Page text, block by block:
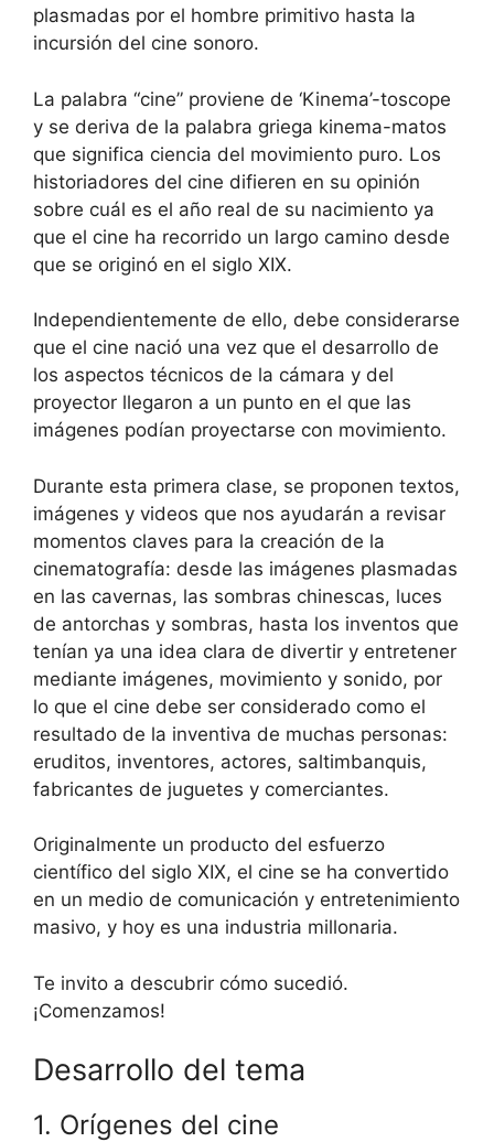
plasmadas por el hombre primitivo hasta la
incursión del cine sonoro.
La palabra “cine” proviene de ‘Kinema’-toscope
y se deriva de la palabra griega kinema-matos
que significa ciencia del movimiento puro. Los
historiadores del cine difieren en su opinión
sobre cuál es el año real de su nacimiento ya
que el cine ha recorrido un largo camino desde
que se originó en el siglo XIX.
Independientemente de ello, debe considerarse
que el cine nació una vez que el desarrollo de
los aspectos técnicos de la cámara y del
proyector llegaron a un punto en el que las
imágenes podían proyectarse con movimiento.
Durante esta primera clase, se proponen textos,
imágenes y videos que nos ayudarán a revisar
momentos claves para la creación de la
cinematografía: desde las imágenes plasmadas
en las cavernas, las sombras chinescas, luces
de antorchas y sombras, hasta los inventos que
tenían ya una idea clara de divertir y entretener
mediante imágenes, movimiento y sonido, por
lo que el cine debe ser considerado como el
resultado de la inventiva de muchas personas:
eruditos, inventores, actores, saltimbanquis,
fabricantes de juguetes y comerciantes.
Originalmente un producto del esfuerzo
científico del siglo XIX, el cine se ha convertido
en un medio de comunicación y entretenimiento
masivo, y hoy es una industria millonaria.
Te invito a descubrir cómo sucedió.
¡Comenzamos!
Desarrollo del tema
1. Orígenes del cine